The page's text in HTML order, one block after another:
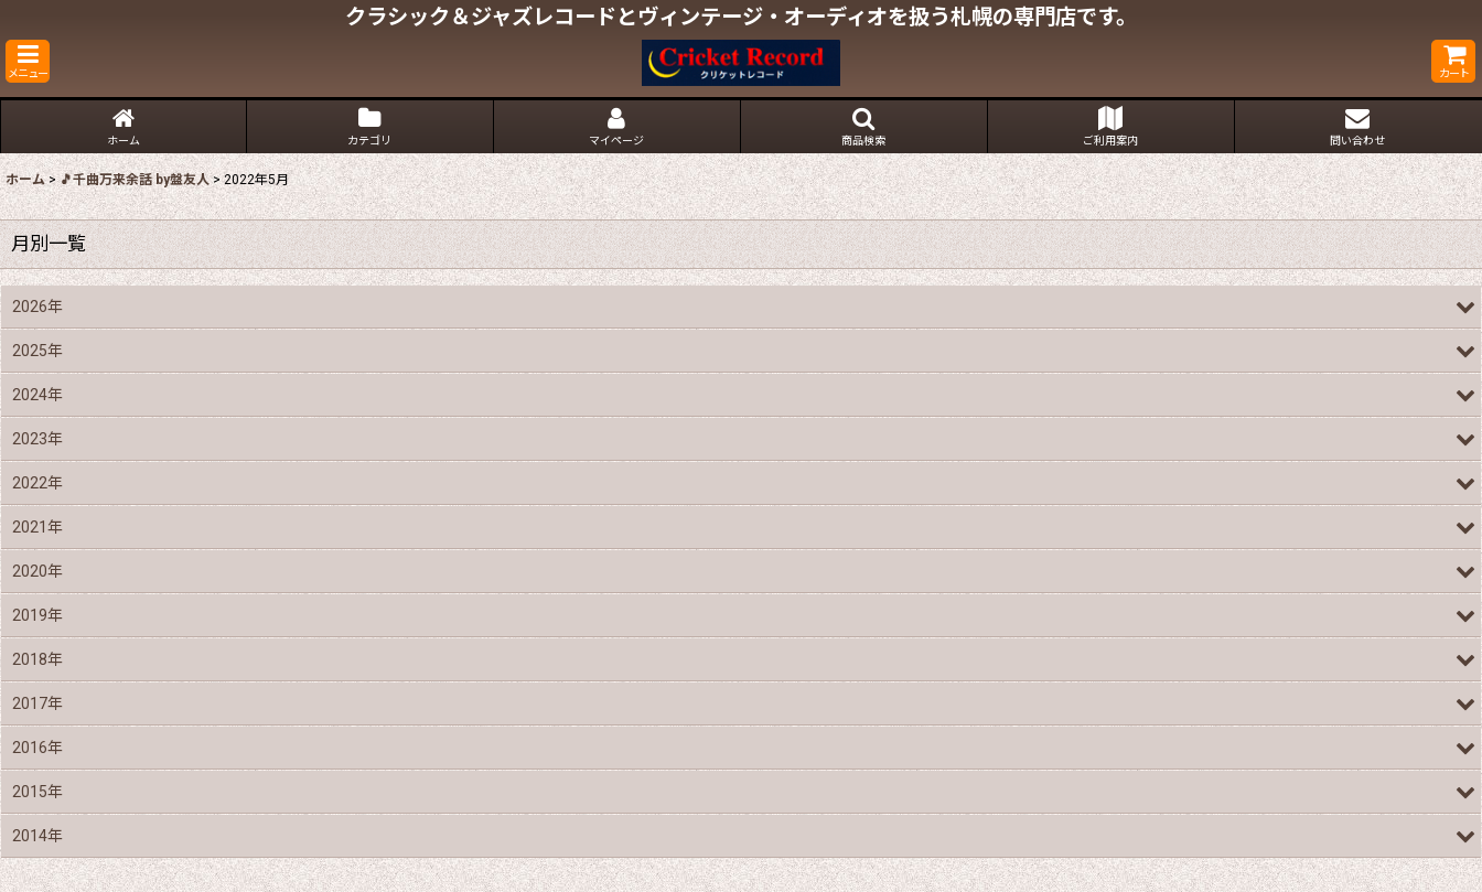
クラシック＆ジャズレコードとヴィンテージ・オーディオを扱う札幌の専門店です。
メニュー カート
ホーム カテゴリ マイページ 商品検索 ご利用案内 問い合わせ
ホーム > 🎵千曲万来余話 by盤友人 > 2022年5月
月別一覧
2026年
2025年
2024年
2023年
2022年
2021年
2020年
2019年
2018年
2017年
2016年
2015年
2014年